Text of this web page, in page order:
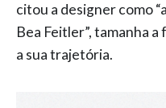
citou a designer como
Bea Feitler”, tamanha
a sua trajetória.